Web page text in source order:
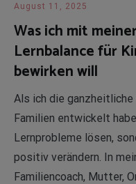
August 11, 2025
Was ich mit
Lernbalance für
bewirken will
Als ich die ganzheitliche
Familien entwickelt
Lernprobleme lösen,
positiv verändern. In
Familiencoach, Mutter,